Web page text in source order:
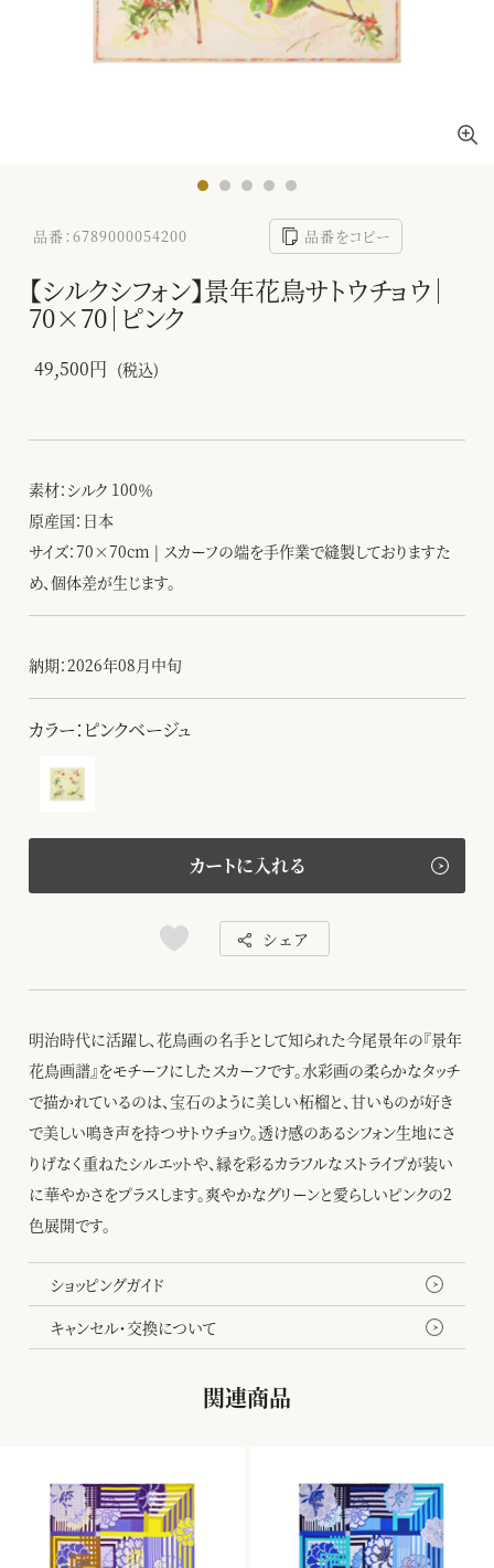
品番：6789000054200 品番をコピー
【シルクシフォン】景年花鳥サトウチョウ｜
70×70｜ピンク
49,500円 (税込)
素材：シルク 100％
原産国：日本
サイズ：70×70cm | スカーフの端を手作業で縫製しておりますた
め、個体差が生じます。
納期：2026年08月中旬
カラー：ピンクベージュ
カートに入れる
シェア
明治時代に活躍し、花鳥画の名手として知られた今尾景年の『景年
花鳥画譜』をモチーフにしたスカーフです。水彩画の柔らかなタッチ
で描かれているのは、宝石のように美しい柘榴と、甘いものが好き
で美しい鳴き声を持つサトウチョウ。透け感のあるシフォン生地にさ
りげなく重ねたシルエットや、縁を彩るカラフルなストライプが装い
に華やかさをプラスします。爽やかなグリーンと愛らしいピンクの2
色展開です。
ショッピングガイド
キャンセル・交換について
関連商品